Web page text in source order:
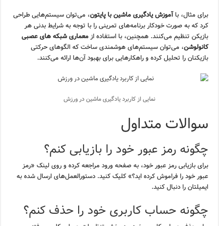
برای مثال، باآموزش یادگیری ماشین با پایتون، می‌توان سیستم‌هایی طراحی
کرد که به صورت خودکار برنامه‌های تمرینی را با توجه به شرایط بدنی هر
بازیکن تنظیم می‌کنند. همچنین، با استفاده ازمعماری شبکه های عصبی
کانولوشن، می‌توان سیستم‌های هوشمندی ساخت که الگوهای حرکتی
بازیکنان را تحلیل کرده و راهکارهایی برای بهبود آن‌ها ارائه می‌کنند.
نمایی از کاربرد یادگیری ماشین در ورزش
سوالات متداول
چگونه رمز عبور خود را بازیابی کنم؟
برای بازیابی رمز عبور خود، به صفحه ورود مراجعه کرده و روی لینک «رمز
عبور خود را فراموش کرده اید؟» کلیک کنید. دستورالعمل‌های ارسال شده به
ایمیلتان را دنبال کنید.
چگونه حساب کاربری خود را حذف کنم؟